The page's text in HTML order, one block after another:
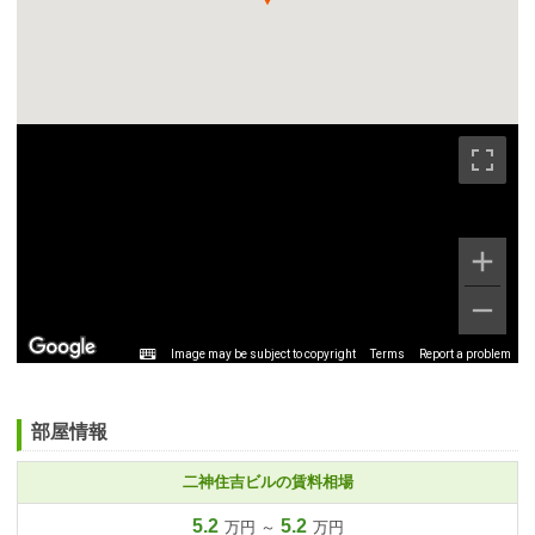
Image may be subject to copyright Terms Report a problem
部屋情報
二神住吉ビルの賃料相場
5.2 万円 ～ 5.2 万円